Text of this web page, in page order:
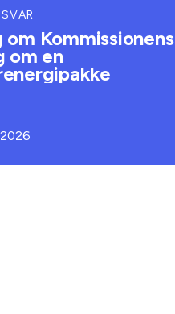
om Kommissionens
om en